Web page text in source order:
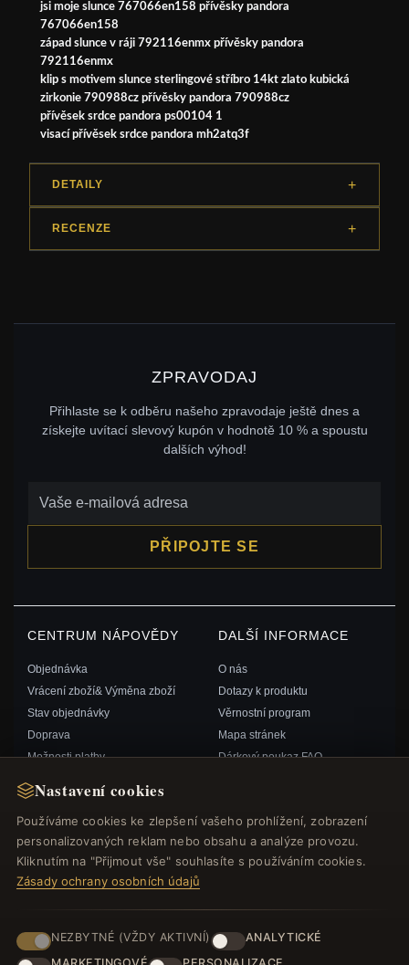
Nastavení cookies
Používáme cookies ke zlepšení vašeho prohlížení, zobrazení
personalizovaných reklam nebo obsahu a analýze provozu.
Kliknutím na "Přijmout vše" souhlasíte s používáním cookies.
Zásady ochrany osobních údajů
NEZBYTNÉ (VŽDY AKTIVNÍ)
ANALYTICKÉ
jsi moje slunce 767066en158 přívěsky pandora
767066en158
západ slunce v ráji 792116enmx přívěsky pandora
792116enmx
klip s motivem slunce sterlingové stříbro 14kt zlato kubická
zirkonie 790988cz přívěsky pandora 790988cz
přívěsek srdce pandora ps00104 1
visací přívěsek srdce pandora mh2atq3f
DETAILY
RECENZE
ZPRAVODAJ
Přihlaste se k odběru našeho zpravodaje ještě dnes a
získejte uvítací slevový kupón v hodnotě 10 % a spoustu
dalších výhod!
PŘIPOJTE SE
CENTRUM NÁPOVĚDY
Objednávka
Vrácení zboží& Výměna zboží
Stav objednávky
Doprava
Možnosti platby
Kontaktujte nás
DALŠÍ INFORMACE
O nás
Dotazy k produktu
Věrnostní program
Mapa stránek
Dárkový poukaz FAQ
RYCHLÉ ODKAZY
Nové produkty
Speciální nabídky
Blog
Recenze
SLEDUJTE NÁS